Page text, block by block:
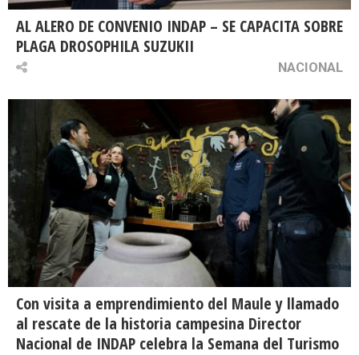
AL ALERO DE CONVENIO INDAP – SE CAPACITA SOBRE
PLAGA DROSOPHILA SUZUKII
NACIONAL
Con visita a emprendimiento del Maule y llamado
al rescate de la historia campesina Director
Nacional de INDAP celebra la Semana del Turismo